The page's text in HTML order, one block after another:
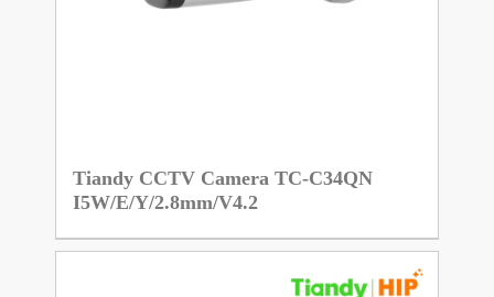
Tiandy CCTV Camera TC-C34QN
I5W/E/Y/2.8mm/V4.2